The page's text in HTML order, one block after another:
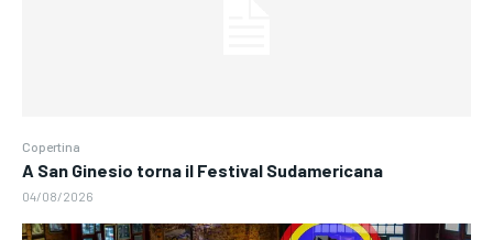
Copertina
A San Ginesio torna il Festival Sudamericana
04/08/2026